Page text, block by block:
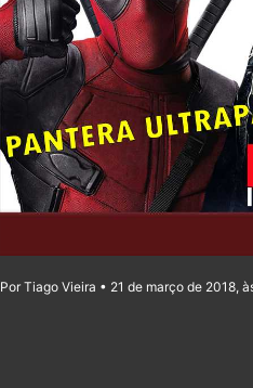
Por Tiago Vieira • 21 de março de 2018,